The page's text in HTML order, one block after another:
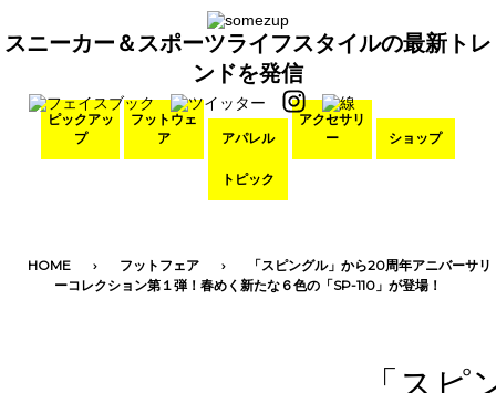
スニーカー＆スポーツライフスタイルの最新トレ
ンドを発信
ピックアッ
プ
フットウェ
ア
アパレル
アクセサリ
ー
ショップ
トピック
HOME フットフェア
「スピングル」から20周年アニバーサリ
ーコレクション第１弾！春めく新たな６色の「SP-110」が登場！
「ス